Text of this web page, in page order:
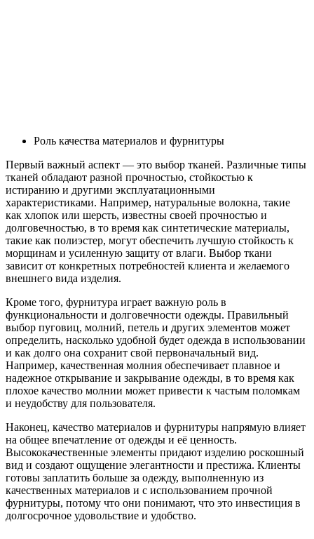
Роль качества материалов и фурнитуры
Первый важный аспект — это выбор тканей. Различные типы
тканей обладают разной прочностью, стойкостью к
истиранию и другими эксплуатационными
характеристиками. Например, натуральные волокна, такие
как хлопок или шерсть, известны своей прочностью и
долговечностью, в то время как синтетические материалы,
такие как полиэстер, могут обеспечить лучшую стойкость к
морщинам и усиленную защиту от влаги. Выбор ткани
зависит от конкретных потребностей клиента и желаемого
внешнего вида изделия.
Кроме того, фурнитура играет важную роль в
функциональности и долговечности одежды. Правильный
выбор пуговиц, молний, петель и других элементов может
определить, насколько удобной будет одежда в использовании
и как долго она сохранит свой первоначальный вид.
Например, качественная молния обеспечивает плавное и
надежное открывание и закрывание одежды, в то время как
плохое качество молнии может привести к частым поломкам
и неудобству для пользователя.
Наконец, качество материалов и фурнитуры напрямую влияет
на общее впечатление от одежды и её ценность.
Высококачественные элементы придают изделию роскошный
вид и создают ощущение элегантности и престижа. Клиенты
готовы заплатить больше за одежду, выполненную из
качественных материалов и с использованием прочной
фурнитуры, потому что они понимают, что это инвестиция в
долгосрочное удовольствие и удобство.